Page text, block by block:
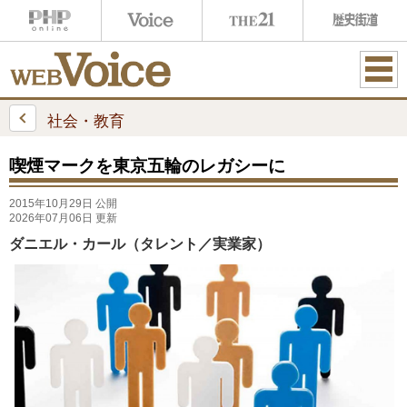
ME
社会・教育
喫煙マークを東京五輪のレガシーに
2015年10月29日 公開
2026年07月06日 更新
ダニエル・カール（タレント／実業家）